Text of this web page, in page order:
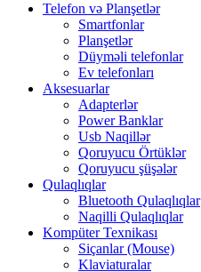
Telefon və Planşetlər
Smartfonlar
Planşetlər
Düyməli telefonlar
Ev telefonları
Aksesuarlar
Adapterlər
Power Banklar
Usb Naqillər
Qoruyucu Örtüklər
Qoruyucu şüşələr
Qulaqlıqlar
Bluetooth Qulaqlıqlar
Naqilli Qulaqlıqlar
Kompüter Texnikası
Siçanlar (Mouse)
Klaviaturalar